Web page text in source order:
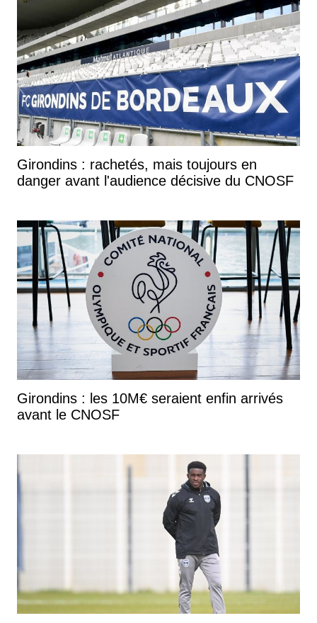
Girondins : rachetés, mais toujours en
danger avant l'audience décisive du CNOSF
Girondins : les 10M€ seraient enfin arrivés
avant le CNOSF